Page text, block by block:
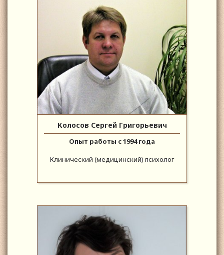
Колосов Сергей Григорьевич
Опыт работы с 1994 года
Клинический (медицинский) психолог